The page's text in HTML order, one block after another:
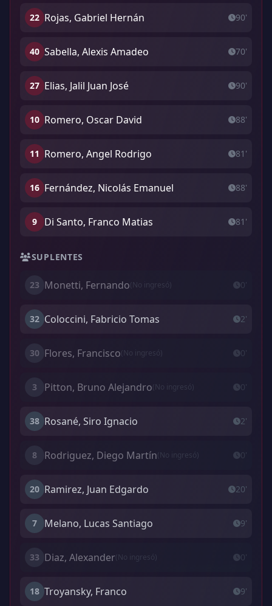
22 Rojas, Gabriel Hernán 90'
40 Sabella, Alexis Amadeo 70'
27 Elias, Jalil Juan José 90'
10 Romero, Oscar David 88'
11 Romero, Angel Rodrigo 81'
16 Fernández, Nicolás Emanuel 88'
9 Di Santo, Franco Matias 81'
SUPLENTES
23 Monetti, Fernando(No ingresó) 0'
32 Coloccini, Fabricio Tomas 2'
30 Flores, Francisco(No ingresó) 0'
3 Pitton, Bruno Alejandro(No ingresó) 0'
38 Rosané, Siro Ignacio 2'
8 Rodriguez, Diego Martín(No ingresó) 0'
20 Ramirez, Juan Edgardo 20'
7 Melano, Lucas Santiago 9'
33 Diaz, Alexander(No ingresó) 0'
18 Troyansky, Franco 9'